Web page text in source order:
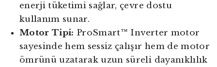
enerji tüketimi sağlar, çevre dostu
kullanım sunar.
Motor Tipi: ProSmart™ Inverter motor
sayesinde hem sessiz çalışır hem de motor
ömrünü uzatarak uzun süreli dayanıklılık